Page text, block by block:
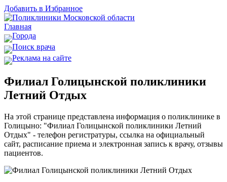
Добавить в Избранное
Главная
Города
Поиск врача
Реклама на сайте
Филиал Голицынской поликлиники
Летний Отдых
На этой странице представлена информация о поликлинике в
Голицыно: "Филиал Голицынской поликлиники Летний
Отдых" - телефон регистратуры, ссылка на официальный
сайт, расписание приема и электронная запись к врачу, отзывы
пациентов.